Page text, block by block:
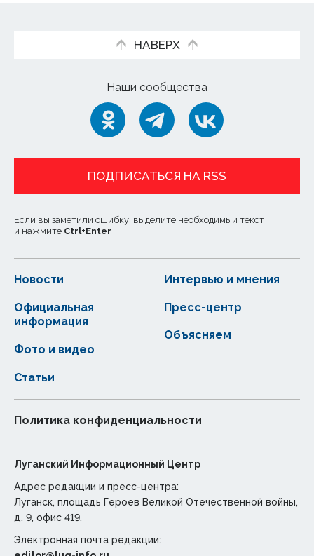
НАВЕРХ
Наши сообщества
ПОДПИСАТЬСЯ НА RSS
Если вы заметили ошибку, выделите необходимый текст
и нажмите Ctrl+Enter
Новости
Статьи
Официальная
информация
Интервью и мнения
Фото и видео
Пресс-центр
Объясняем
Политика конфиденциальности
Луганский Информационный Центр
Адрес редакции и пресс-центра:
Луганск, площадь Героев Великой Отечественной войны,
д. 9, офис 419.
Электронная почта редакции: